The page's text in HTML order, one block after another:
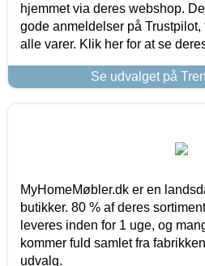
hjemmet via deres webshop.
gode anmeldelser på
alle varer. Klik her for at se
Se udvalget på
MyHomeMøbler.dk er en
butikker. 80 % af deres
leveres inden for 1 uge, og
kommer fuld samlet fra
udvalg.